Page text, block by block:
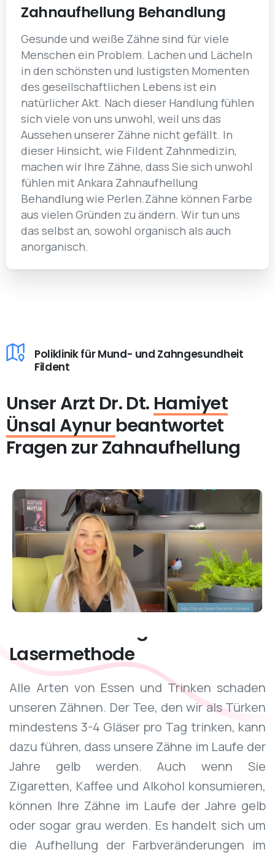
Zahnaufhellung Behandlung
Gesunde und weiße Zähne sind für viele
Menschen ein Problem. Lachen und Lächeln
in den schönsten und lustigsten Momenten
des gesellschaftlichen Lebens ist ein
natürlicher Akt. Nach dieser Handlung fühlen
sich viele von uns unwohl, weil uns das
Aussehen unserer Zähne nicht gefällt. In
dieser Hinsicht, wie Fildent Zahnmedizin,
machen wir Ihre Zähne, dass Sie sich unwohl
fühlen mit Ankara Zahnaufhellung
Behandlung wie Perlen.Zähne können Farbe
aus vielen Gründen zu ändern. Wir tun uns
das selbst an, sowohl organisch als auch
anorganisch.
Poliklinik für Mund- und Zahngesundheit
Fildent
Unser Arzt Dr. Dt. Hamiyet
Ünsal Aynur beantwortet
Fragen zur Zahnaufhellung
Zahnaufhellung
Lasermethode
Alle Arten von Essen und Trinken schaden
unseren Zähnen. Der Tee, den wir als Türken
mindestens 3-4 Gläser pro Tag trinken, kann
dazu führen, dass unsere Zähne im Laufe der
Jahre gelb werden. Auch wenn Sie
Zigaretten, Kaffee und Alkohol konsumieren,
können Ihre Zähne im Laufe der Jahre gelb
oder sogar grau werden. Es handelt sich um
die Aufhellung der Farbveränderungen im